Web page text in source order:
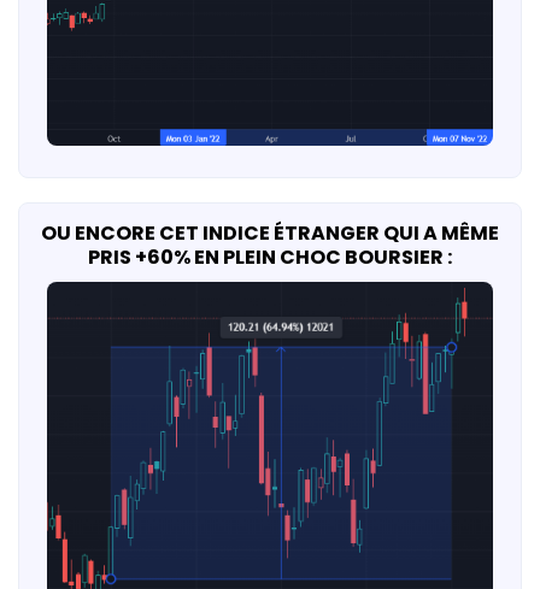
OU ENCORE CET INDICE ÉTRANGER QUI A MÊME
PRIS +60% EN PLEIN CHOC BOURSIER :